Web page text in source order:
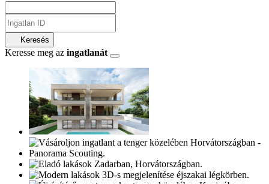
Keresés
Keresse meg az ingatlanát